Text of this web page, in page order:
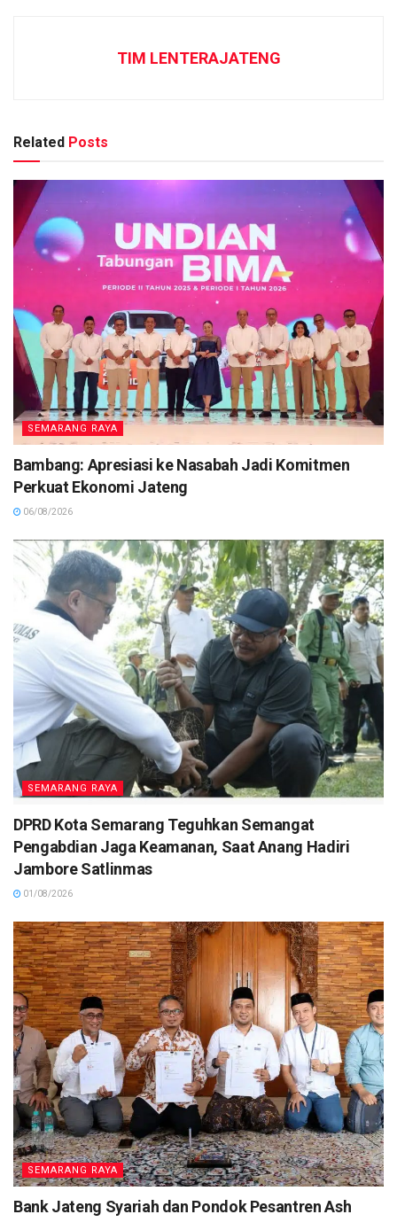
TIM LENTERAJATENG
Related Posts
SEMARANG RAYA
Bambang: Apresiasi ke Nasabah Jadi Komitmen
Perkuat Ekonomi Jateng
06/08/2026
SEMARANG RAYA
DPRD Kota Semarang Teguhkan Semangat
Pengabdian Jaga Keamanan, Saat Anang Hadiri
Jambore Satlinmas
01/08/2026
SEMARANG RAYA
Bank Jateng Syariah dan Pondok Pesantren Ash